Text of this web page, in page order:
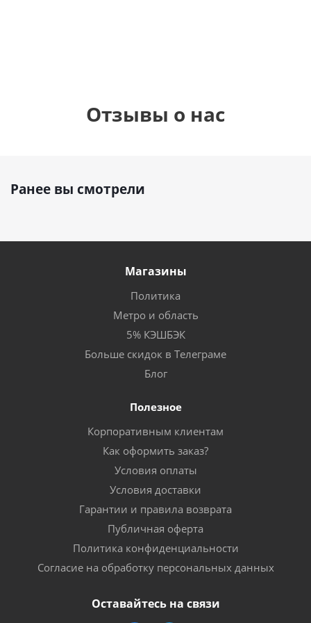
Отзывы о нас
Ранее вы смотрели
Магазины
Политика
Метро и область
5% КЭШБЭК
Больше скидок в Телеграме
Блог
Полезное
Корпоративным клиентам
Как оформить заказ?
Условия оплаты
Условия доставки
Гарантии и правила возврата
Публичная оферта
Политика конфиденциальности
Согласие на обработку персональных данных
Оставайтесь на связи